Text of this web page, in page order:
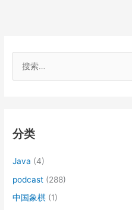
分类
Java (4)
podcast (288)
中国象棋 (1)